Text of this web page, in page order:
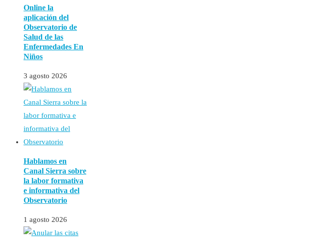
Online la
aplicación del
Observatorio de
Salud de las
Enfermedades En
Niños
3 agosto 2026
Hablamos en
Canal Sierra sobre
la labor formativa
e informativa del
Observatorio
1 agosto 2026